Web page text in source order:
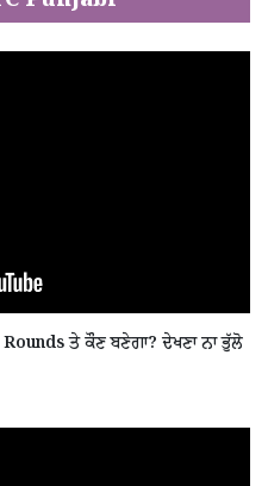
ਤੇ ਕੌਣ ਬਣੇਗਾ? ਦੇਖਣਾ ਨਾ ਭੁੱਲੋ